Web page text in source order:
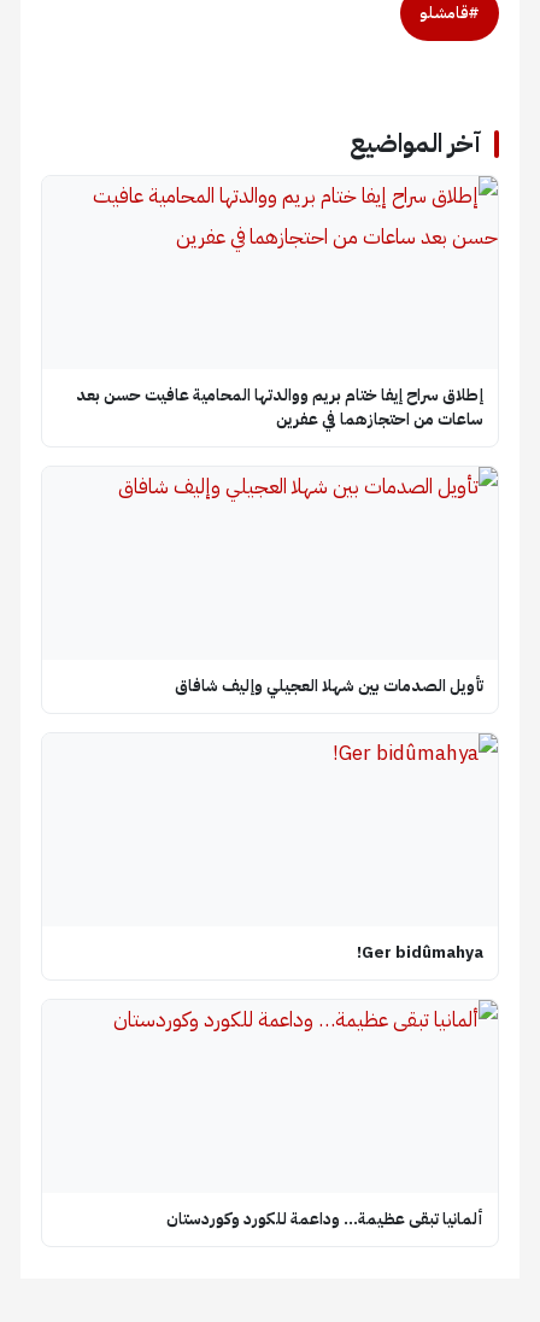
#قامشلو
آخر المواضيع
إطلاق سراح إيفا ختام بريم ووالدتها المحامية عافيت حسن بعد
ساعات من احتجازهما في عفرين
تأويل الصدمات بين شهلا العجيلي وإليف شافاق
Ger bidûmahya!
ألمانيا تبقى عظيمة… وداعمة للكورد وكوردستان